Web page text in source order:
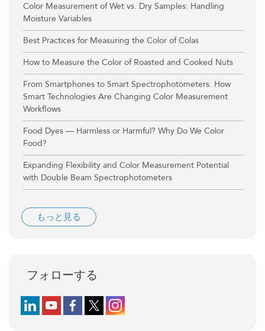
Color Measurement of Wet vs. Dry Samples: Handling
Moisture Variables
Best Practices for Measuring the Color of Colas
How to Measure the Color of Roasted and Cooked Nuts
From Smartphones to Smart Spectrophotometers: How
Smart Technologies Are Changing Color Measurement
Workflows
Food Dyes — Harmless or Harmful? Why Do We Color
Food?
Expanding Flexibility and Color Measurement Potential
with Double Beam Spectrophotometers
もっと見る
フォローする
Follow us on LinkedIn
Follow us on YouTube
Follow us on Facebook
Follow us on X (formerly Twitter)
Follow us on Instagram